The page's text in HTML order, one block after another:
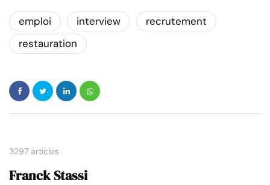
emploi interview
recrutement
restauration
3297 articles
Franck Stassi